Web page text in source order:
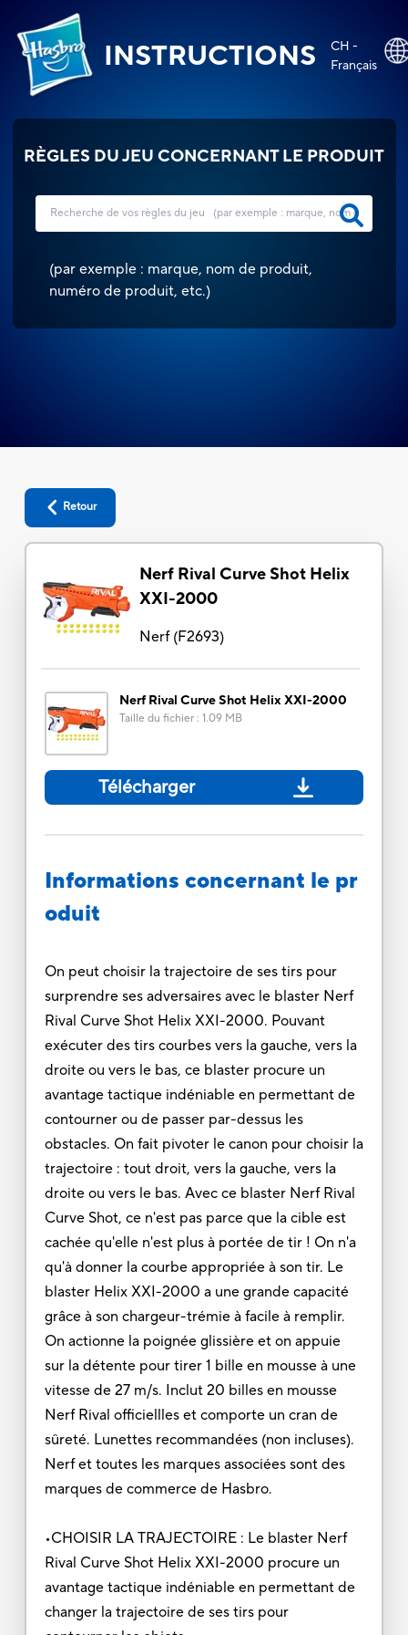
INSTRUCTIONS
CH -
Français
RÈGLES DU JEU CONCERNANT LE PRODUIT
(par exemple : marque, nom de produit,
numéro de produit, etc.)
Retour
Nerf Rival Curve Shot Helix
XXI-2000
Nerf(F2693)
Nerf Rival Curve Shot Helix XXI-2000
Taille du fichier: 1.09 MB
Télécharger
Informations concernant le pr
oduit
On peut choisir la trajectoire de ses tirs pour
surprendre ses adversaires avec le blaster Nerf
Rival Curve Shot Helix XXI-2000. Pouvant
exécuter des tirs courbes vers la gauche, vers la
droite ou vers le bas, ce blaster procure un
avantage tactique indéniable en permettant de
contourner ou de passer par-dessus les
obstacles. On fait pivoter le canon pour choisir la
trajectoire : tout droit, vers la gauche, vers la
droite ou vers le bas. Avec ce blaster Nerf Rival
Curve Shot, ce n'est pas parce que la cible est
cachée qu'elle n'est plus à portée de tir ! On n'a
qu'à donner la courbe appropriée à son tir. Le
blaster Helix XXI-2000 a une grande capacité
grâce à son chargeur-trémie à facile à remplir.
On actionne la poignée glissière et on appuie
sur la détente pour tirer 1 bille en mousse à une
vitesse de 27 m/s. Inclut 20 billes en mousse
Nerf Rival officiellles et comporte un cran de
sûreté. Lunettes recommandées (non incluses).
Nerf et toutes les marques associées sont des
marques de commerce de Hasbro.
•CHOISIR LA TRAJECTOIRE : Le blaster Nerf
Rival Curve Shot Helix XXI-2000 procure un
avantage tactique indéniable en permettant de
changer la trajectoire de ses tirs pour